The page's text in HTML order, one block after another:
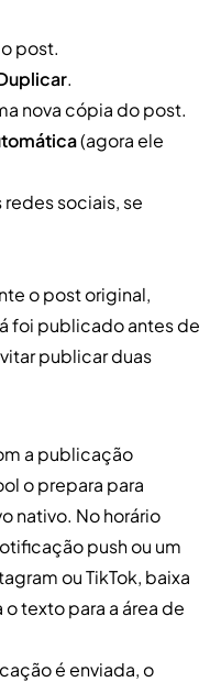
post.
.
nova cópia do post.
(agora ele
redes sociais, se
o post original,
foi publicado antes de
publicar duas
a publicação
o prepara para
nativo. No horário
push ou um
ou TikTok, baixa
texto para a área de
é enviada, o